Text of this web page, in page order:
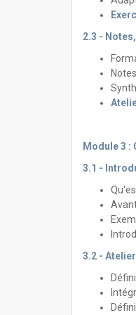
2.3 -
Module 3 :
3.1 -
3.2 -